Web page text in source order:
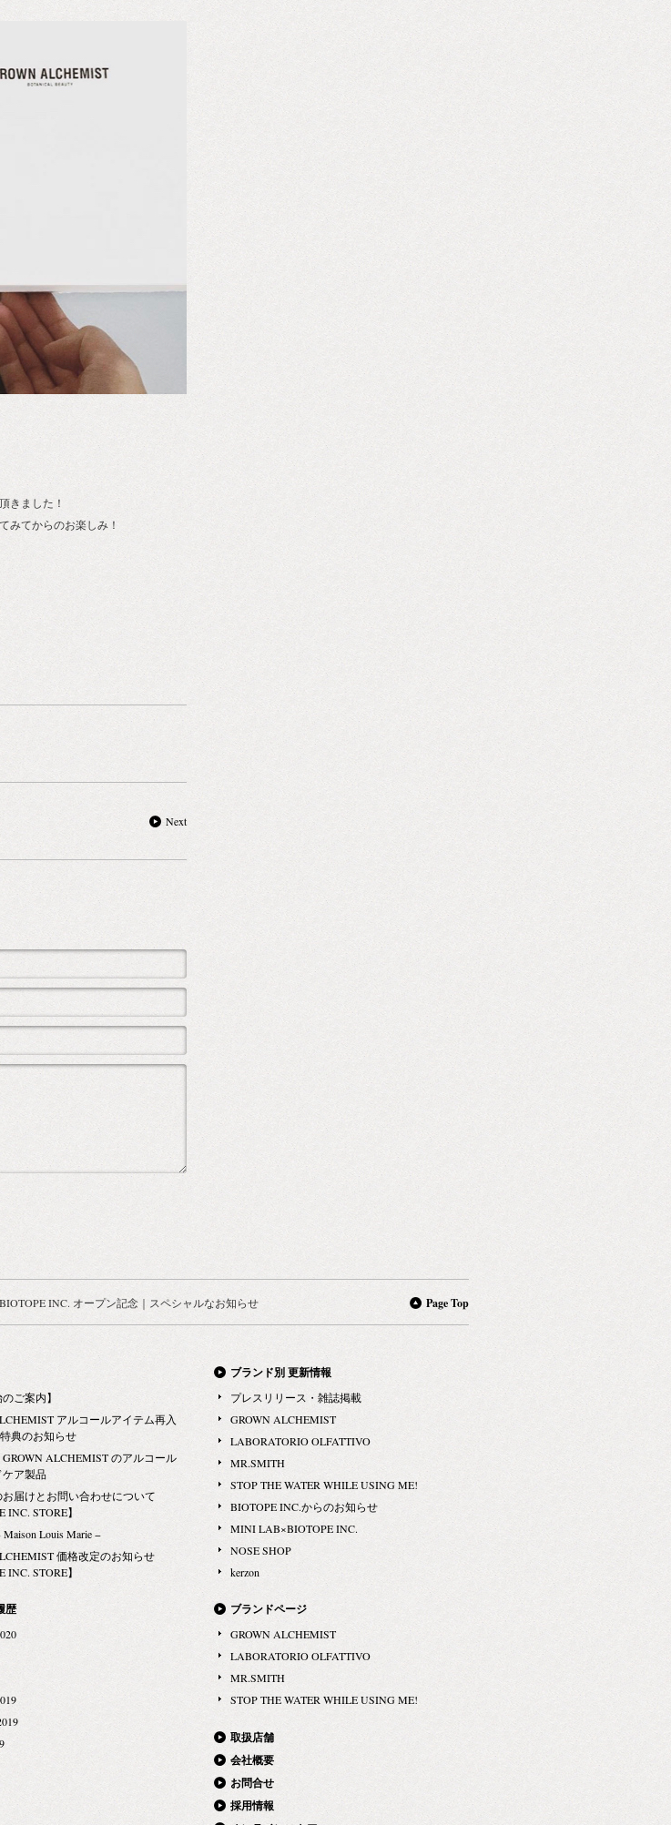
きました！
みてからのお楽しみ！
Next
INC. オープン記念｜スペシャルなお知らせ Page Top
ご案内】
アルコールアイテム再入
典のお知らせ
GROWN ALCHEMIST のアルコール
ケア製品
届けとお問い合わせについて
INC. STORE】
Louis Marie −
価格改定のお知らせ
INC. STORE】
歴
ブランド別 更新情報
プレスリリース・雑誌掲載
GROWN ALCHEMIST
LABORATORIO OLFATTIVO
MR.SMITH
STOP THE WATER WHILE USING ME!
BIOTOPE INC.からのお知らせ
MINI LAB×BIOTOPE INC.
NOSE SHOP
kerzon
ブランドページ
GROWN ALCHEMIST
LABORATORIO OLFATTIVO
MR.SMITH
STOP THE WATER WHILE USING ME!
取扱店舗
会社概要
お問合せ
採用情報